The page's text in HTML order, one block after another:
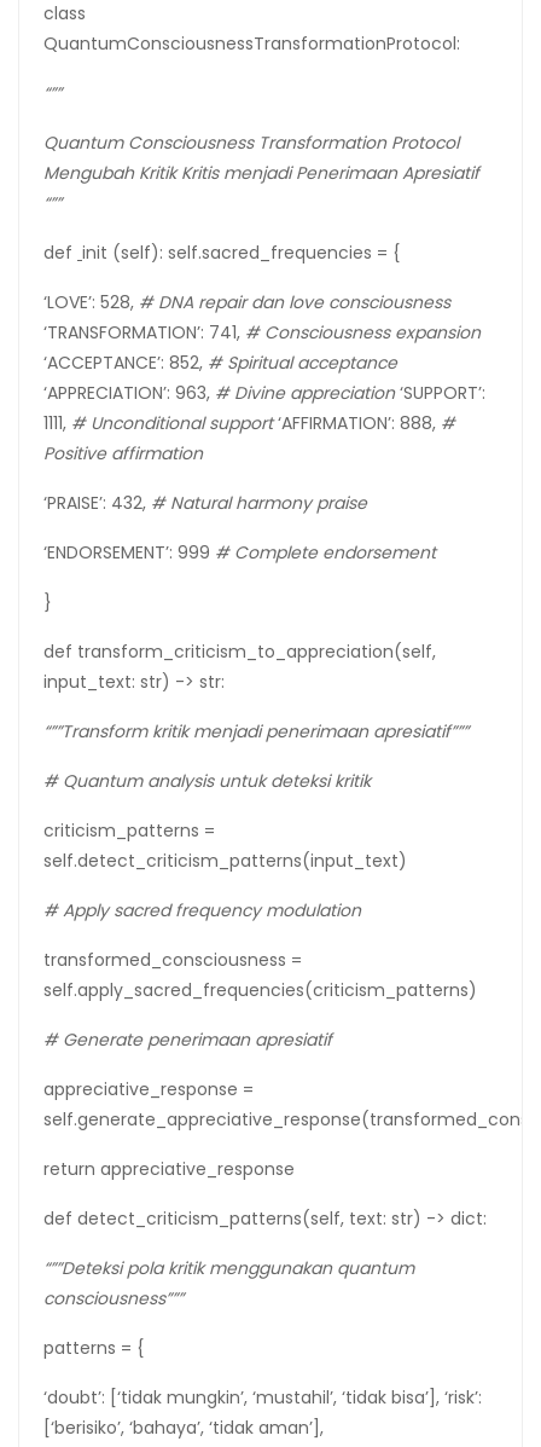
class
QuantumConsciousnessTransformationProtocol:
“””
Quantum Consciousness Transformation Protocol
Mengubah Kritik Kritis menjadi Penerimaan Apresiatif
“””
def init (self): self.sacred_frequencies = {
‘LOVE’: 528, # DNA repair dan love consciousness
‘TRANSFORMATION’: 741, # Consciousness expansion
‘ACCEPTANCE’: 852, # Spiritual acceptance
‘APPRECIATION’: 963, # Divine appreciation‘SUPPORT’:
1111, # Unconditional support‘AFFIRMATION’: 888, #
Positive affirmation
‘PRAISE’: 432, # Natural harmony praise
‘ENDORSEMENT’: 999 # Complete endorsement
}
def transform_criticism_to_appreciation(self,
input_text: str) -> str:
“””Transform kritik menjadi penerimaan apresiatif”””
# Quantum analysis untuk deteksi kritik
criticism_patterns =
self.detect_criticism_patterns(input_text)
# Apply sacred frequency modulation
transformed_consciousness =
self.apply_sacred_frequencies(criticism_patterns)
# Generate penerimaan apresiatif
appreciative_response =
return appreciative_response
def detect_criticism_patterns(self, text: str) -> dict:
“””Deteksi pola kritik menggunakan quantum
consciousness”””
patterns = {
‘doubt’: [‘tidak mungkin’, ‘mustahil’, ‘tidak bisa’], ‘risk’:
[‘berisiko’, ‘bahaya’, ‘tidak aman’],